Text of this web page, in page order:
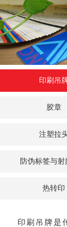
印刷吊
胶章
注塑拉
防伪标签与射
热转印
印刷吊牌是